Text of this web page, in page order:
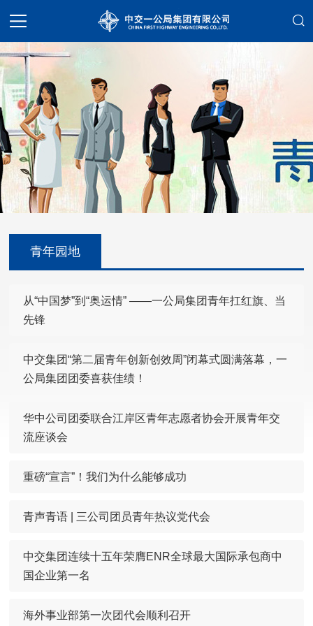
青年园地
从“中国梦”到“奥运情” ——一公局集团青年扛红旗、当
先锋
中交集团“第二届青年创新创效周”闭幕式圆满落幕，一
公局集团团委喜获佳绩！
华中公司团委联合江岸区青年志愿者协会开展青年交
流座谈会
重磅“宣言”！我们为什么能够成功
青声青语 | 三公司团员青年热议党代会
中交集团连续十五年荣膺ENR全球最大国际承包商中
国企业第一名
海外事业部第一次团代会顺利召开